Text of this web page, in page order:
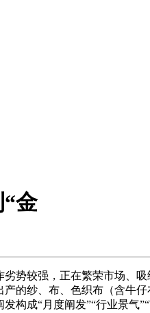
金
较强，正在繁荣市场、
的纱、布、色织布（含牛
成“月度阐发”“行业景气